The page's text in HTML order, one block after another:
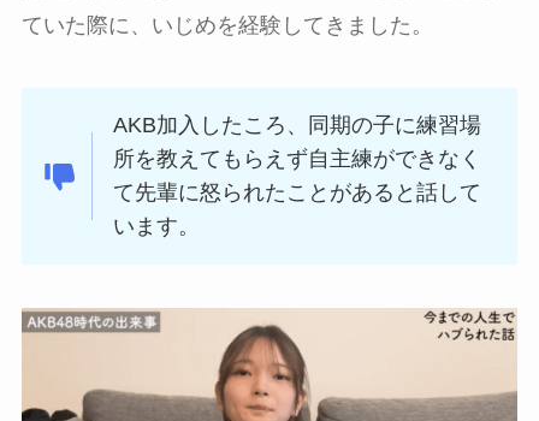
ていた際に、いじめを経験してきました。
AKB加入したころ、同期の子に練習場
所を教えてもらえず自主練ができなく
て先輩に怒られたことがあると話して
います。